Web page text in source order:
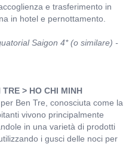
e trasferimento in
in hotel e pernottamento.
Saigon 4* (o similare) -
TRE > HO CHI MINH
Ben Tre, conosciuta come la
vivono principalmente
in una varietà di prodotti
i gusci delle noci per